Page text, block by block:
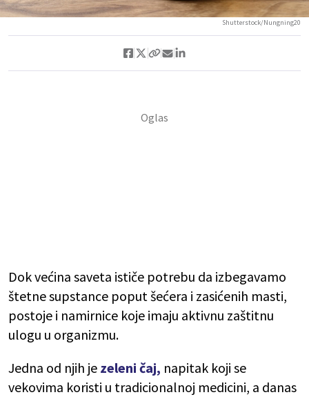
Shutterstock/Nungning20
Dok većina saveta ističe potrebu da izbegavamo
štetne supstance poput šećera i zasićenih masti,
postoje i namirnice koje imaju aktivnu zaštitnu
ulogu u organizmu.
Jedna od njih je zeleni čaj, napitak koji se
vekovima koristi u tradicionalnoj medicini, a danas